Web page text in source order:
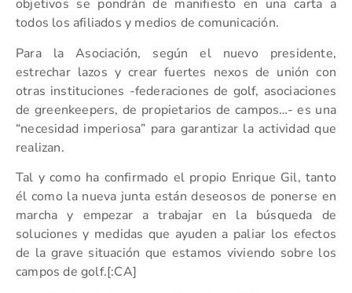
objetivos se pondrán de manifiesto en una carta a
todos los afiliados y medios de comunicación.
Para la Asociación, según el nuevo presidente,
estrechar lazos y crear fuertes nexos de unión con
otras instituciones -federaciones de golf, asociaciones
de greenkeepers, de propietarios de campos…- es una
“necesidad imperiosa” para garantizar la actividad que
realizan.
Tal y como ha confirmado el propio Enrique Gil, tanto
él como la nueva junta están deseosos de ponerse en
marcha y empezar a trabajar en la búsqueda de
soluciones y medidas que ayuden a paliar los efectos
de la grave situación que estamos viviendo sobre los
campos de golf.[:CA]